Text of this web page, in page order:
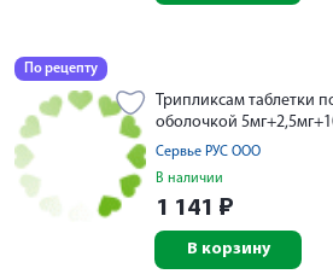
По рецепту
Трипликсам таблетки
оболочкой
Сервье РУС ООО
В наличии
1 141 ₽
В корзину